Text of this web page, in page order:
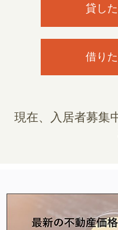
貸し
借り
現在、入居者募集